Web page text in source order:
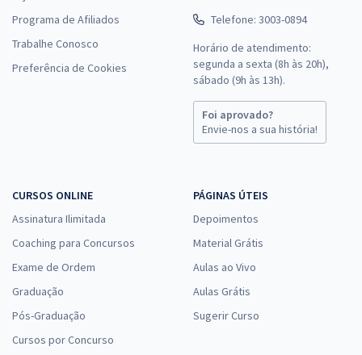
Programa de Afiliados
Trabalhe Conosco
Preferência de Cookies
Telefone: 3003-0894
Horário de atendimento:
segunda a sexta (8h às 20h),
sábado (9h às 13h).
Foi aprovado?
Envie-nos a sua história!
CURSOS ONLINE
Assinatura Ilimitada
Coaching para Concursos
Exame de Ordem
Graduação
Pós-Graduação
Cursos por Concurso
PÁGINAS ÚTEIS
Depoimentos
Material Grátis
Aulas ao Vivo
Aulas Grátis
Sugerir Curso